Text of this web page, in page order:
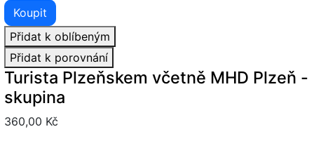
Koupit
Přidat k oblíbeným
Přidat k porovnání
Turista Plzeňskem včetně MHD Plzeň -
skupina
360,00 Kč